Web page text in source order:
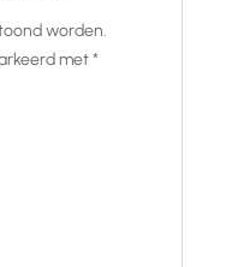
worden.
met*